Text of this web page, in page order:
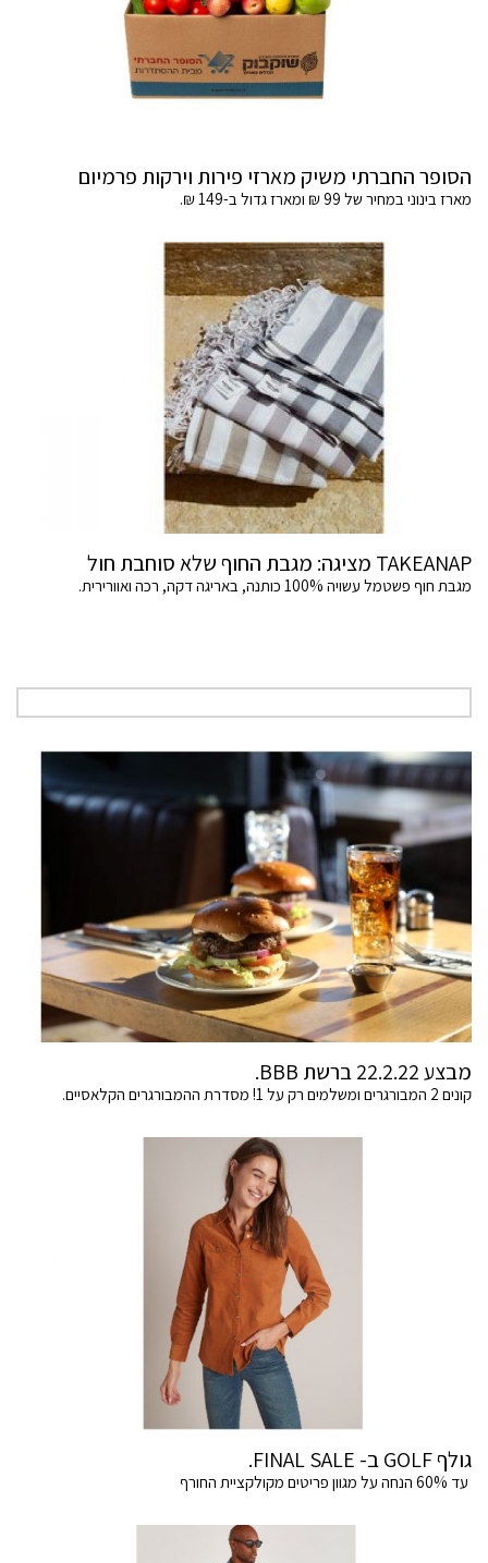
הסופר החברתי משיק מארזי פירות וירקות פרמיום
מארז בינוני במחיר של 99 ₪ ומארז גדול ב-149 ₪.
TAKEANAP מציגה: מגבת החוף שלא סוחבת חול
מגבת חוף פשטמל עשויה 100% כותנה, באריגה דקה, רכה ואוורירית.
מבצע 22.2.22 ברשת BBB.
קונים 2 המבורגרים ומשלמים רק על 1! מסדרת ההמבורגרים הקלאסיים.
גולף GOLF ב- FINAL SALE.
עד 60% הנחה על מגוון פריטים מקולקציית החורף